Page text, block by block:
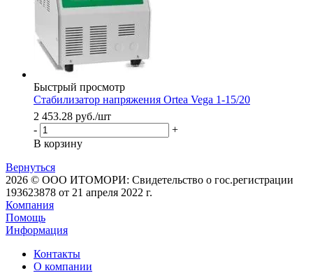
Быстрый просмотр
Стабилизатор напряжения Ortea Vega 1-15/20
2 453.28 руб./шт
-
+
В корзину
Вернуться
2026 © ООО ИТОМОРИ: Свидетельство о гос.регистрации
193623878 от 21 апреля 2022 г.
Компания
Помощь
Информация
Контакты
О компании